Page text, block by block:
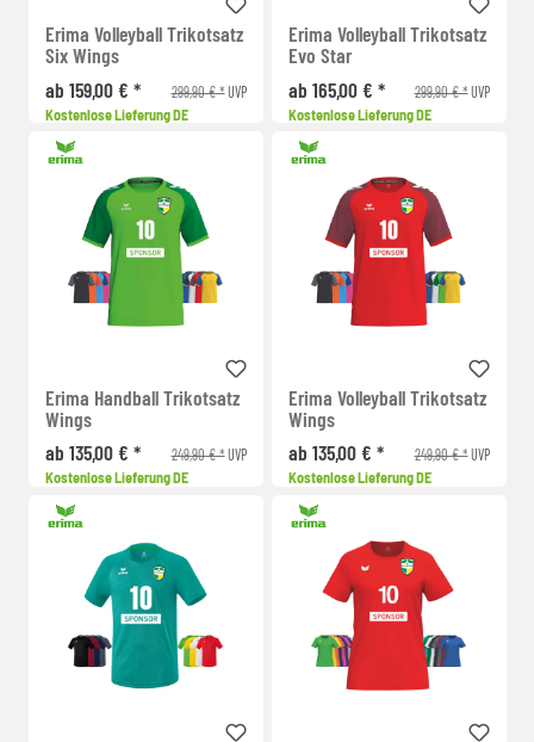
Erima Volleyball Trikotsatz
Six Wings
ab 159,00 € *
299,90 € *UVP
Kostenlose Lieferung DE
Erima Volleyball Trikotsatz
Evo Star
ab 165,00 € *
299,90 € *UVP
Kostenlose Lieferung DE
Erima Handball Trikotsatz
Wings
ab 135,00 € *
249,90 € *UVP
Kostenlose Lieferung DE
Erima Volleyball Trikotsatz
Wings
ab 135,00 € *
249,90 € *UVP
Kostenlose Lieferung DE